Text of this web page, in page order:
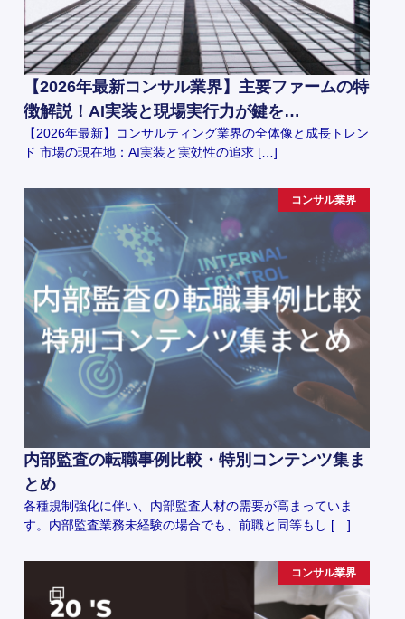
【2026年最新コンサル業界】主要ファームの特
徴解説！AI実装と現場実行力が鍵を…
【2026年最新】コンサルティング業界の全体像と成長トレン
ド 市場の現在地：AI実装と実効性の追求 […]
コンサル業界
内部監査の転職事例比較・特別コンテンツ集ま
とめ
各種規制強化に伴い、内部監査人材の需要が高まっていま
す。内部監査業務未経験の場合でも、前職と同等もし […]
コンサル業界